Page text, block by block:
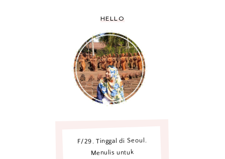
HELLO
F/29. Tinggal di Seoul.
Menulis untuk